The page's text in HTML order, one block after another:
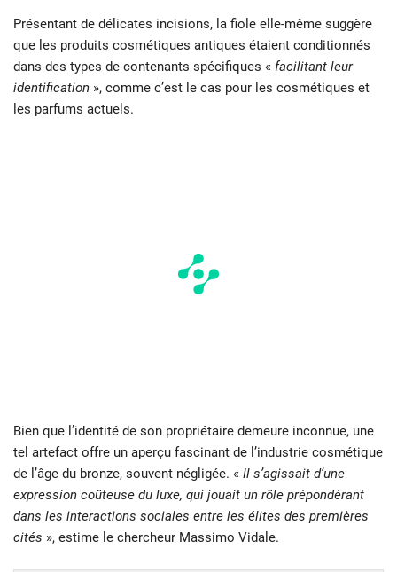
Présentant de délicates incisions, la fiole elle-même suggère
que les produits cosmétiques antiques étaient conditionnés
dans des types de contenants spécifiques « facilitant leur
identification », comme c’est le cas pour les cosmétiques et
les parfums actuels.
Bien que l’identité de son propriétaire demeure inconnue, une
tel artefact offre un aperçu fascinant de l’industrie cosmétique
de l’âge du bronze, souvent négligée. « Il s’agissait d’une
expression coûteuse du luxe, qui jouait un rôle prépondérant
dans les interactions sociales entre les élites des premières
cités », estime le chercheur Massimo Vidale.